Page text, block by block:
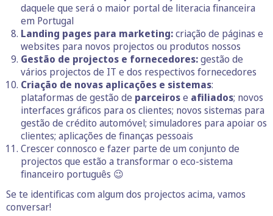
daquele que será o maior portal de literacia financeira
em Portugal
Landing pages para marketing:criação de páginas e
websites para novos projectos ou produtos nossos
Gestão de projectos e fornecedores:gestão de
vários projectos de IT e dos respectivos fornecedores
Criação de novas aplicações e sistemas:
plataformas de gestão de parceirose afiliados; novos
interfaces gráficos para os clientes; novos sistemas para
gestão de crédito automóvel; simuladores para apoiar os
clientes; aplicações de finanças pessoais
Crescer connosco e fazer parte de um conjunto de
projectos que estão a transformar o eco-sistema
financeiro português 😉
Se te identificas com algum dos projectos acima, vamos
conversar!